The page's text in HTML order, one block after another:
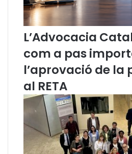
r
e
l
s
s
s
è
a
t
e
p
e
x
c
p
L’Advocacia
com a pas
l’aprovació de la
al RETA